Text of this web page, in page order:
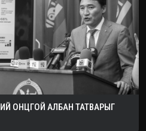
ОНЦГОЙ АЛБАН ТАТВАРЫГ